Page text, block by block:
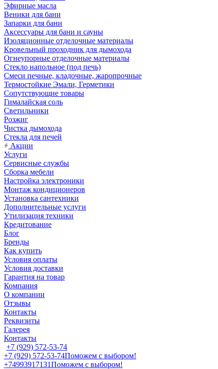
Эфирные масла
Веники для бани
Запарки для бани
Аксессуары для бани и сауны
Изоляционные отделочные материалы
Кровельный проходник для дымохода
Огнеупорные отделочные материалы
Стекло напольное (под печь)
Смеси печные, кладочные, жаропрочные
Термостойкие Эмали, Герметики
Сопутствующие товары
Гималайская соль
Светильники
Розжиг
Чистка дымохода
Стекла для печей
Акции
Услуги
Сервисные службы
Сборка мебели
Настройка электроники
Монтаж кондиционеров
Установка сантехники
Дополнительные услуги
Утилизация техники
Кредитование
Блог
Бренды
Как купить
Условия оплаты
Условия доставки
Гарантия на товар
Компания
О компании
Отзывы
Контакты
Реквизиты
Галерея
Контакты
+7 (929) 572-53-74
+7 (929) 572-53-74Поможем с выбором!
+74993917131Поможем с выбором!